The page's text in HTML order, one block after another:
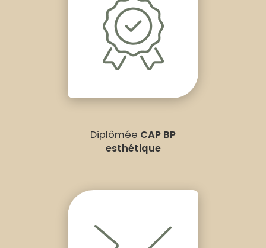
Diplômée CAP BP
esthétique